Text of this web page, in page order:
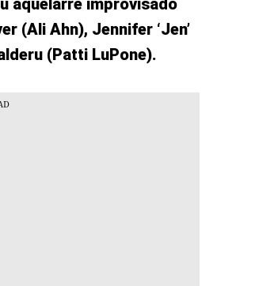
aquelarre improvisado
(Ali Ahn), Jennifer ‘Jen’
(Patti LuPone).